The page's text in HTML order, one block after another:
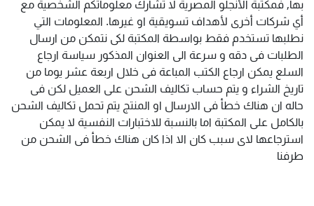
بها, فمكتبة الأنجلو المصرية لا تشارك معلوماتكم الشخصية مع
أي شركات أخرى لأهداف تسويقية او غيرها. المعلومات التي
نطلبها تستخدم فقط بواسطة المكتبة لكى نتمكن من ارسال
الطلبات فى دقه و سرعة الى العنوان المذكور سياسة ارجاع
السلع يمكن ارجاع الكتب المباعة فى خلال اربعة عشر يوما من
تاريخ الشراء و يتم حساب تكاليف الشحن على العميل لكن فى
حاله ان هناك خطأ فى الارسال او المنتج يتم تحمل تكاليف الشحن
بالكامل على المكتبة اما بالنسبة للاختبارات النفسية لا يمكن
استرجاعها لاى سبب كان الا اذا كان هناك خطأ فى الشحن من
طرفنا